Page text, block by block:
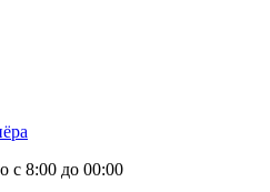
с 8:00 до 00:00